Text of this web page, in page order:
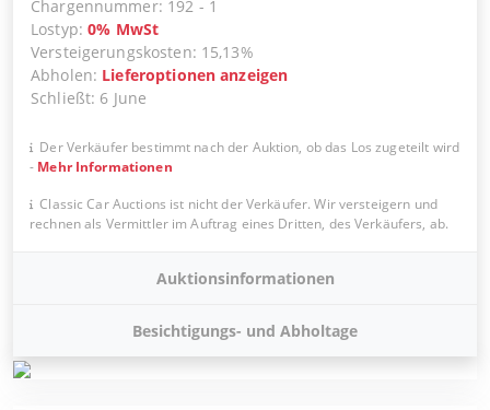
Chargennummer: 192 - 1
Lostyp:0% MwSt
Versteigerungskosten: 15,13%
Abholen: Lieferoptionen anzeigen
Schließt: 6 June
Der Verkäufer bestimmt nach der Auktion, ob das Los zugeteilt wird
- Mehr Informationen
Classic Car Auctions ist nicht der Verkäufer. Wir versteigern und
rechnen als Vermittler im Auftrag eines Dritten, des Verkäufers, ab.
Auktionsinformationen
Besichtigungs- und Abholtage